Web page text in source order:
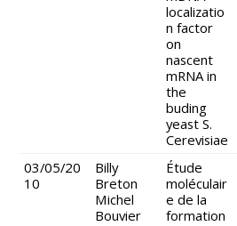
localizatio
n factor
on
nascent
mRNA in
the
buding
yeast S.
Cerevisiae
03/05/20
10
Billy
Breton
Michel
Bouvier
Étude
moléculair
e de la
formation